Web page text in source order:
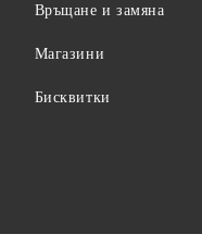
Връщане и замяна
Магазини
Бисквитки